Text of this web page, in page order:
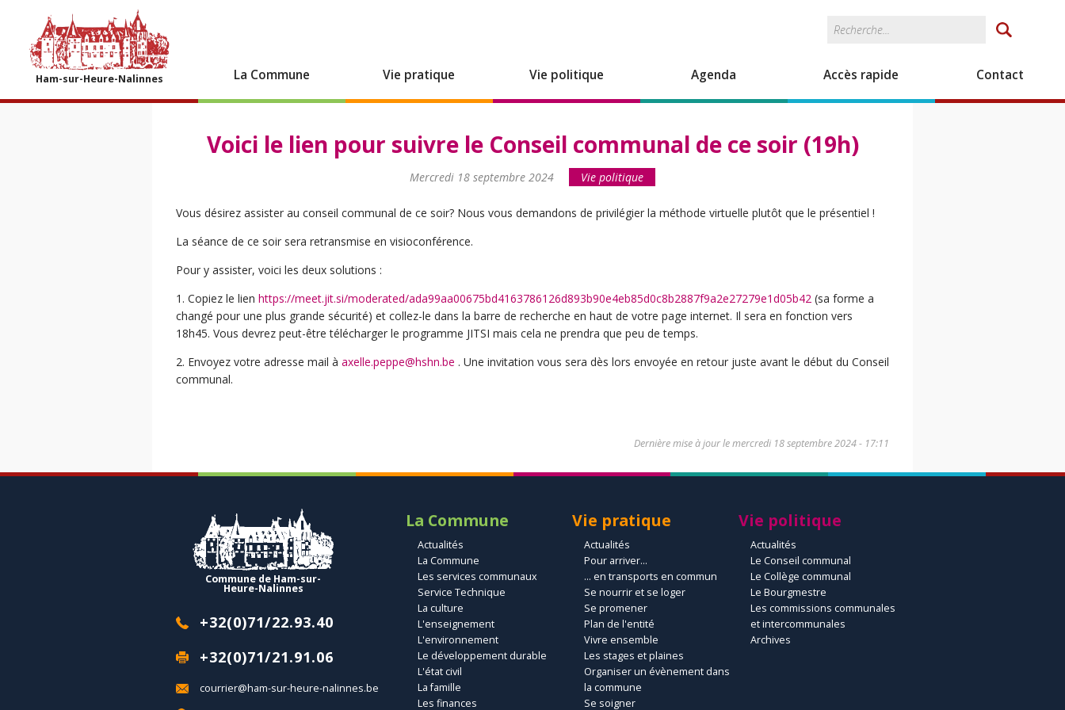
Ham-sur-Heure-Nalinnes La Commune Vie pratique Vie politique Agenda Accès rapide Contact
Formulaire de
recherche
Voici le lien pour suivre le Conseil communal de ce soir (19h)
Mercredi 18 septembre 2024 Vie politique
Vous désirez assister au conseil communal de ce soir? Nous vous demandons de privilégier la méthode virtuelle plutôt que le présentiel !
La séance de ce soir sera retransmise en visioconférence.
Pour y assister, voici les deux solutions :
1. Copiez le lien https://meet.jit.si/moderated/ada99aa00675bd4163786126d893b90e4eb85d0c8b2887f9a2e27279e1d05b42 (sa forme a
changé pour une plus grande sécurité) et collez-le dans la barre de recherche en haut de votre page internet. Il sera en fonction vers
18h45. Vous devrez peut-être télécharger le programme JITSI mais cela ne prendra que peu de temps.
2. Envoyez votre adresse mail à axelle.peppe@hshn.be . Une invitation vous sera dès lors envoyée en retour juste avant le début du Conseil
communal.
Dernière mise à jour lemercredi 18 septembre 2024 - 17:11
Commune de Ham-sur-
Heure-Nalinnes
+32(0)71/22.93.40
+32(0)71/21.91.06
courrier@ham-sur-heure-nalinnes.be
La Commune
Actualités
La Commune
Les services communaux
Service Technique
La culture
L'enseignement
L'environnement
Le développement durable
L'état civil
La famille
Les finances
Vie pratique
Actualités
Pour arriver...
... en transports en commun
Se nourrir et se loger
Se promener
Plan de l'entité
Vivre ensemble
Les stages et plaines
Organiser un évènement dans
la commune
Se soigner
Vie politique
Actualités
Le Conseil communal
Le Collège communal
Le Bourgmestre
Les commissions communales
et intercommunales
Archives